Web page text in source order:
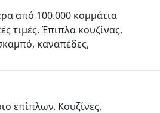
από 100.000 κομμάτια
τιμές. Έπιπλα κουζίνας,
καναπέδες,
επίπλων. Κουζίνες,